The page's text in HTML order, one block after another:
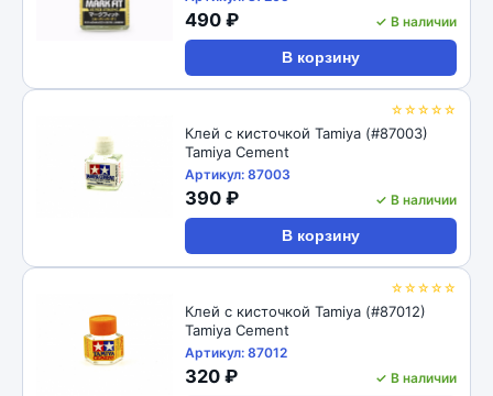
490 ₽ ✓ В наличии
В корзину
☆☆☆☆☆
Клей с кисточкой Tamiya (#87003)
Tamiya Cement
Артикул: 87003
390 ₽ ✓ В наличии
В корзину
☆☆☆☆☆
Клей с кисточкой Tamiya (#87012)
Tamiya Cement
Артикул: 87012
320 ₽ ✓ В наличии